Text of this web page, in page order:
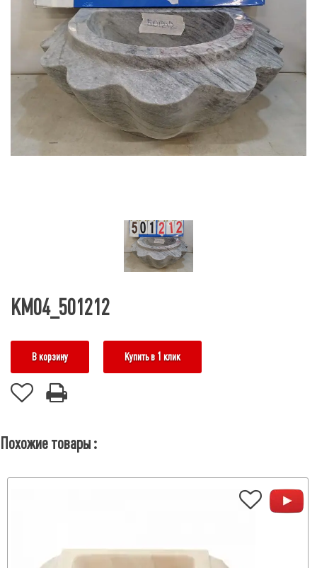
КМ04_501212
В корзину Купить в 1 клик
Похожие товары :